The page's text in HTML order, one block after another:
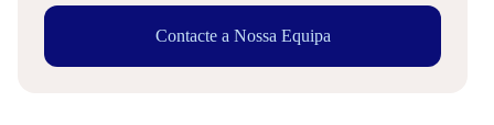
Contacte a Nossa Equipa